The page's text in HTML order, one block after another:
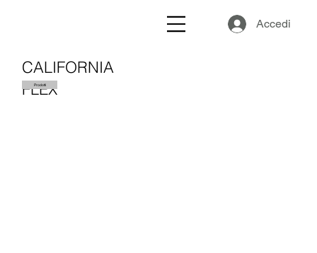
Accedi
CALIFORNIA
FLEX
Prodotti